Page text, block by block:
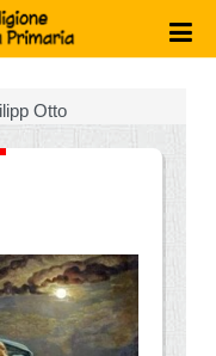
Otto